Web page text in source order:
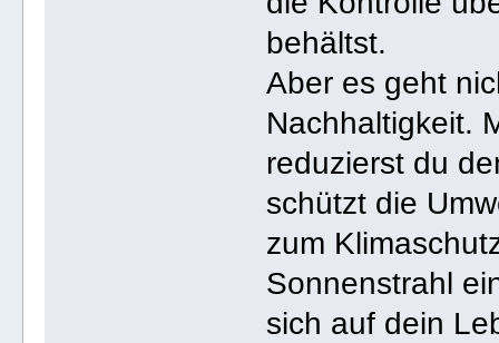
behältst.
Aber es geht
Nachhaltigkeit.
reduzierst du
schützt die
zum
Sonnenstrahl
sich auf dein